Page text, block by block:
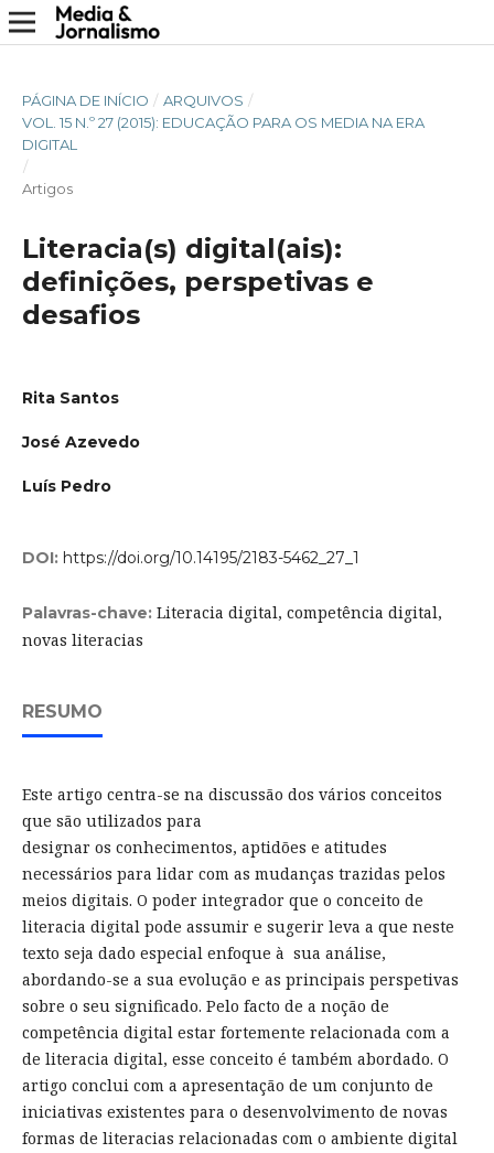
PÁGINA DE INÍCIO / ARQUIVOS /
VOL. 15 N.º 27 (2015): EDUCAÇÃO PARA OS MEDIA NA ERA
DIGITAL
/
Artigos
Literacia(s) digital(ais):
definições, perspetivas e
desafios
Rita Santos
José Azevedo
Luís Pedro
DOI: https://doi.org/10.14195/2183-5462_27_1
Palavras-chave: Literacia digital, competência digital,
novas literacias
RESUMO
Este artigo centra-se na discussão dos vários conceitos
que são utilizados para
designar os conhecimentos, aptidões e atitudes
necessários para lidar com as mudanças trazidas pelos
meios digitais. O poder integrador que o conceito de
literacia digital pode assumir e sugerir leva a que neste
texto seja dado especial enfoque à sua análise,
abordando-se a sua evolução e as principais perspetivas
sobre o seu significado. Pelo facto de a noção de
competência digital estar fortemente relacionada com a
de literacia digital, esse conceito é também abordado. O
artigo conclui com a apresentação de um conjunto de
iniciativas existentes para o desenvolvimento de novas
formas de literacias relacionadas com o ambiente digital